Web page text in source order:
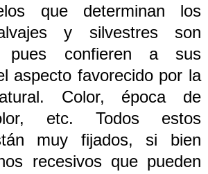
que determinan los
y silvestres son
pues confieren a sus
aspecto favorecido por la
Color, época de
etc. Todos estos
muy fijados, si bien
recesivos que pueden